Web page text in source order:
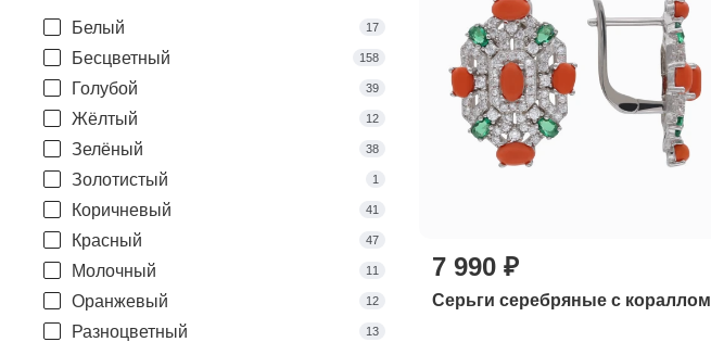
Марказит
Опал
Перламутр
Родонит
Рубин
Сапфир
Серафинит
Сердолик
Султанит выращенный
Тигровый глаз
Топаз
Белый 17
Бесцветный 158
Голубой 39
Жёлтый 12
Зелёный 38
Золотистый 1
Коричневый 41
Красный 47
Молочный 11
Оранжевый 12
Разноцветный 13
7 990 ₽
Серьги серебряные с кораллом